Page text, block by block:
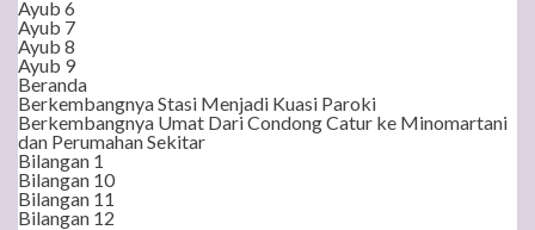
Ayub 6
Ayub 7
Ayub 8
Ayub 9
Beranda
Berkembangnya Stasi Menjadi Kuasi Paroki
Berkembangnya Umat Dari Condong Catur ke Minomartani
dan Perumahan Sekitar
Bilangan 1
Bilangan 10
Bilangan 11
Bilangan 12